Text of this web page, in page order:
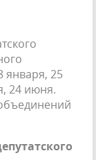
января, 25
24 июня.